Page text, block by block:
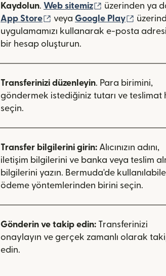
Kaydolun. Web sitemiz (yeni pencerede
üzerinden ya
App Store
(yeni pencerede açılır)
veya Google Play (yeni
uygulamamızı kullanarak e-posta
bir hesap oluşturun.
Transferinizi düzenleyin. Para birimini,
göndermek istediğiniz tutarı ve teslimat
seçin.
Transfer bilgilerini girin: Alıcınızın adını,
iletişim bilgilerini ve banka veya teslim
bilgilerini yazın. Bermuda'de
ödeme yöntemlerinden birini seçin.
Gönderin ve takip edin: Transferinizi
onaylayın ve gerçek zamanlı olarak
edin.